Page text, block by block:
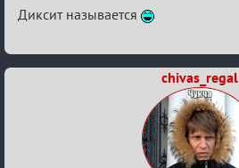
Re:
мероприятия
приветствуются)
Диксит называется
chivas_regal